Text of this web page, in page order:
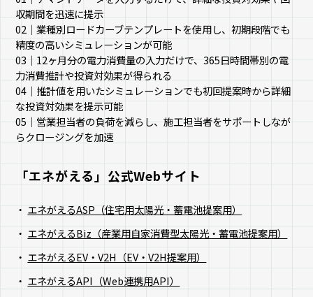
収期間を迅速に提示
02｜業種別ロードカーブテンプレートを使用し、初期段階でも
精度の高いシミュレーションが可能
03｜12ヶ月分の電力消費量の入力だけで、365日時間帯別の電
力消費推計や投資対効果が得られる
04｜推計値を用いたシミュレーションでも初回提案時から詳細
な投資対効果を提示可能
05｜営業担当者の負荷を減らし、施工担当者をサポートしなが
らクロージングを加速
「エネがえる」公式Webサイト​
エネがえるASP（住宅用太陽光・蓄電池提案用）
エネがえるBiz（産業用自家消費型太陽光・蓄電池提案用）
エネがえるEV・V2H（EV・V2H提案用）
エネがえるAPI（Web連携用API）